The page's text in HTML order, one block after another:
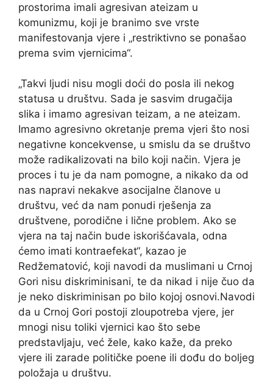
prostorima imali agresivan ateizam u
komunizmu, koji je branimo sve vrste
manifestovanja vjere i „restriktivno se ponašao
prema svim vjernicima“.
„Takvi ljudi nisu mogli doći do posla ili nekog
statusa u društvu. Sada je sasvim drugačija
slika i imamo agresivan teizam, a ne ateizam.
Imamo agresivno okretanje prema vjeri što nosi
negativne koncekvense, u smislu da se društvo
može radikalizovati na bilo koji način. Vjera je
proces i tu je da nam pomogne, a nikako da od
nas napravi nekakve asocijalne članove u
društvu, već da nam ponudi rješenja za
društvene, porodične i lične problem. Ako se
vjera na taj način bude iskorišćavala, odna
ćemo imati kontraefekat“, kazao je
Redžematović, koji navodi da muslimani u Crnoj
Gori nisu diskriminisani, te da nikad i nije čuo da
je neko diskriminisan po bilo kojoj osnovi.Navodi
da u Crnoj Gori postoji zloupotreba vjere, jer
mnogi nisu toliki vjernici kao što sebe
predstavljaju, već žele, kako kaže, da preko
vjere ili zarade političke poene ili dođu do boljeg
položaja u društvu.